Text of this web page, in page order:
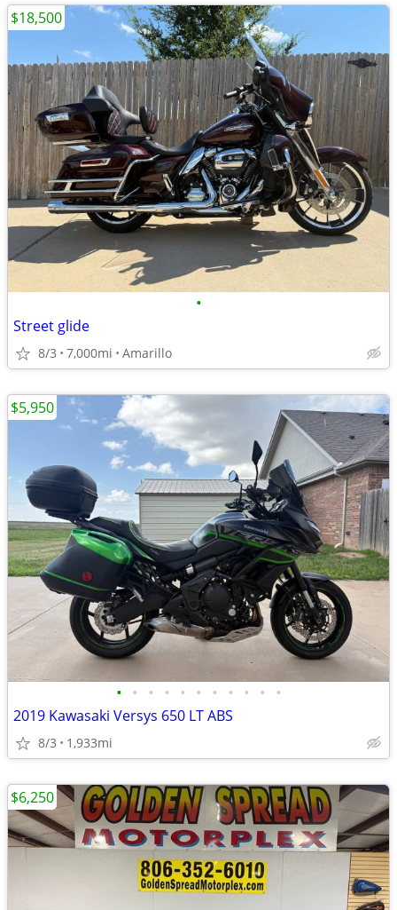
•
Street glide
8/3 7,000mi Amarillo
$18,500
• • • • • • • • • • •
2019 Kawasaki Versys 650 LT ABS
8/3 1,933mi
$5,950
$6,250